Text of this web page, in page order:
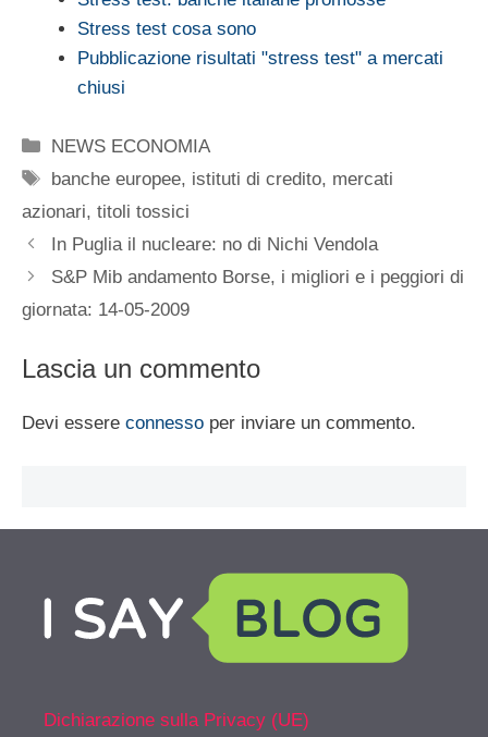
Stress test cosa sono
Pubblicazione risultati "stress test" a mercati
chiusi
Categorie
NEWS ECONOMIA
Tag
banche europee, istituti di credito, mercati
azionari, titoli tossici
In Puglia il nucleare: no di Nichi Vendola
S&P Mib andamento Borse, i migliori e i peggiori di
giornata: 14-05-2009
Lascia un commento
Devi essere connesso per inviare un commento.
Dichiarazione sulla Privacy (UE)